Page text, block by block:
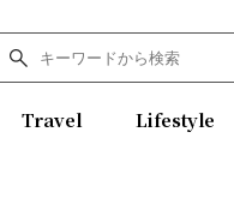
Travel Lifestyle